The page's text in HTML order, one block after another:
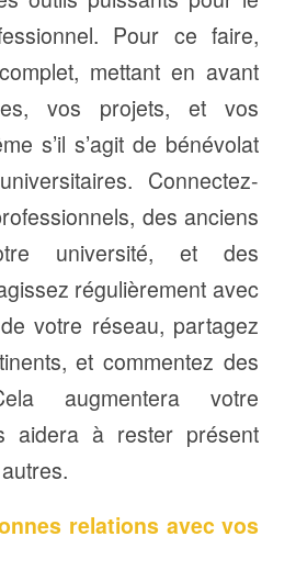
Pour ce faire,
mettant en avant
vos projets, et vos
s’il s’agit de bénévolat
Connectez-
des anciens
université, et des
régulièrement avec
votre réseau, partagez
et commentez des
augmentera votre
aidera à rester présent
relations avec vos